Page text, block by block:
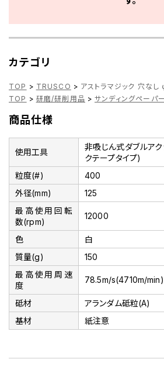
カテゴリ
TOP > TRUSCO > アストラマジック 穴
TOP > 研磨/研削用品 > サンディングペーパー
商品仕様
使用工具
非吸じん式ダブルアク
クテープタイプ)
粒度(#)
400
外径(mm)
125
最高使用回転
数(rpm)
12000
色
白
質量(g)
150
最高使用周速
度
78.5m/s(4710m/min)
砥材
アランダム砥粒(A)
基材
紙注意